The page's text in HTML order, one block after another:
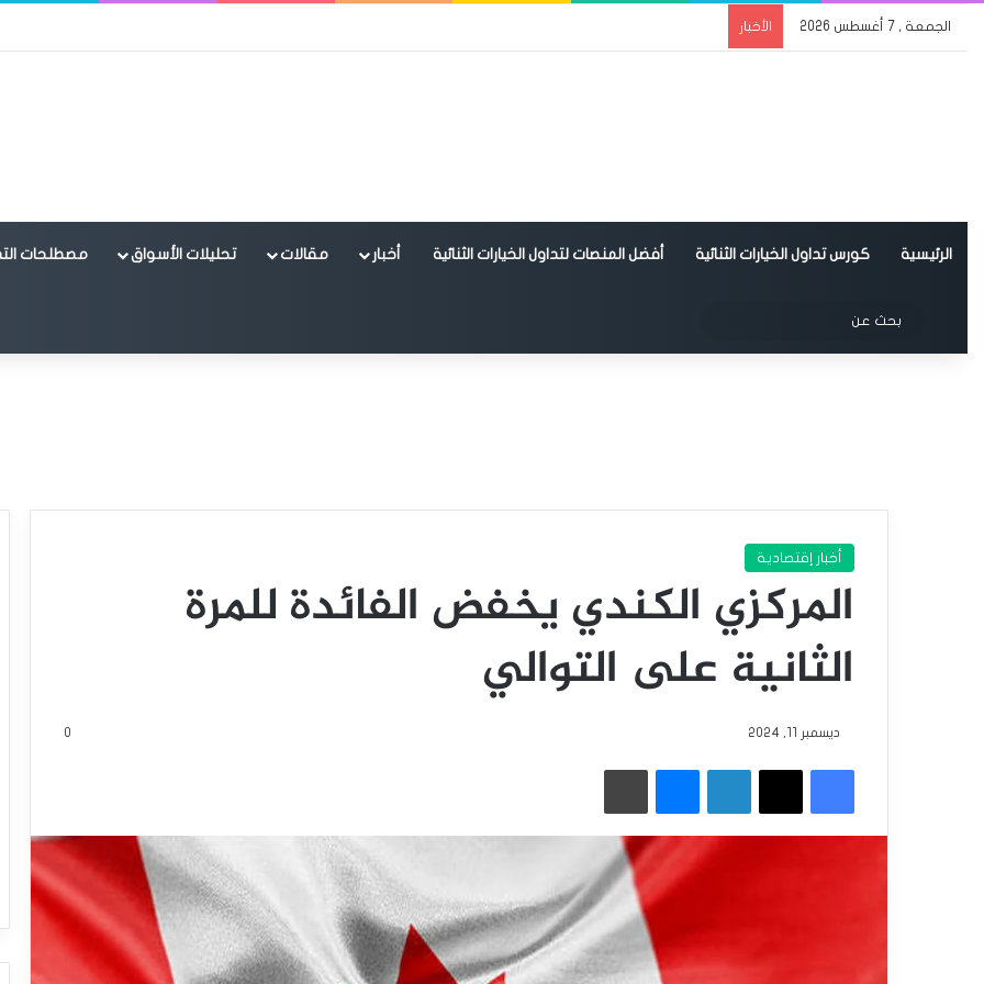
الجمعة , 7 أغسطس 2026 الأخبار
الرئيسية كورس تداول الخيارات الثنائية أفضل المنصات لتداول الخيارات الثنائية أخبار مقالات تحليلات الأسواق مصطلحات
الوضع المظلم
عن
أخبار إقتصادية
المركزي الكندي يخفض الفائدة للمرة
الثانية على التوالي
ديسمبر 11, 2024 0
فيسبوك
‫X لينكدإن ماسنجر طباعة